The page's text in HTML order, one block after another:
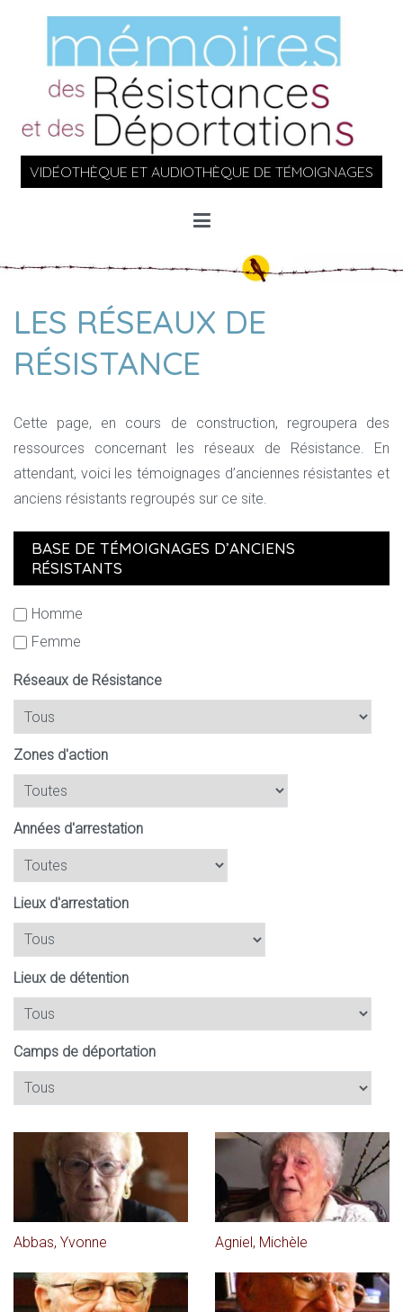
contenu
VIDÉOTHÈQUE ET AUDIOTHÈQUE DE TÉMOIGNAGES
LES RÉSEAUX DE
RÉSISTANCE
Cette page, en cours de construction, regroupera des
ressources concernant les réseaux de Résistance. En
attendant, voici les témoignages d’anciennes résistantes et
anciens résistants regroupés sur ce site.
BASE DE TÉMOIGNAGES D’ANCIENS
RÉSISTANTS
Homme
Femme
Réseaux de Résistance
Zones d'action
Années d'arrestation
Lieux d'arrestation
Lieux de détention
Camps de déportation
Abbas, Yvonne Agniel, Michèle